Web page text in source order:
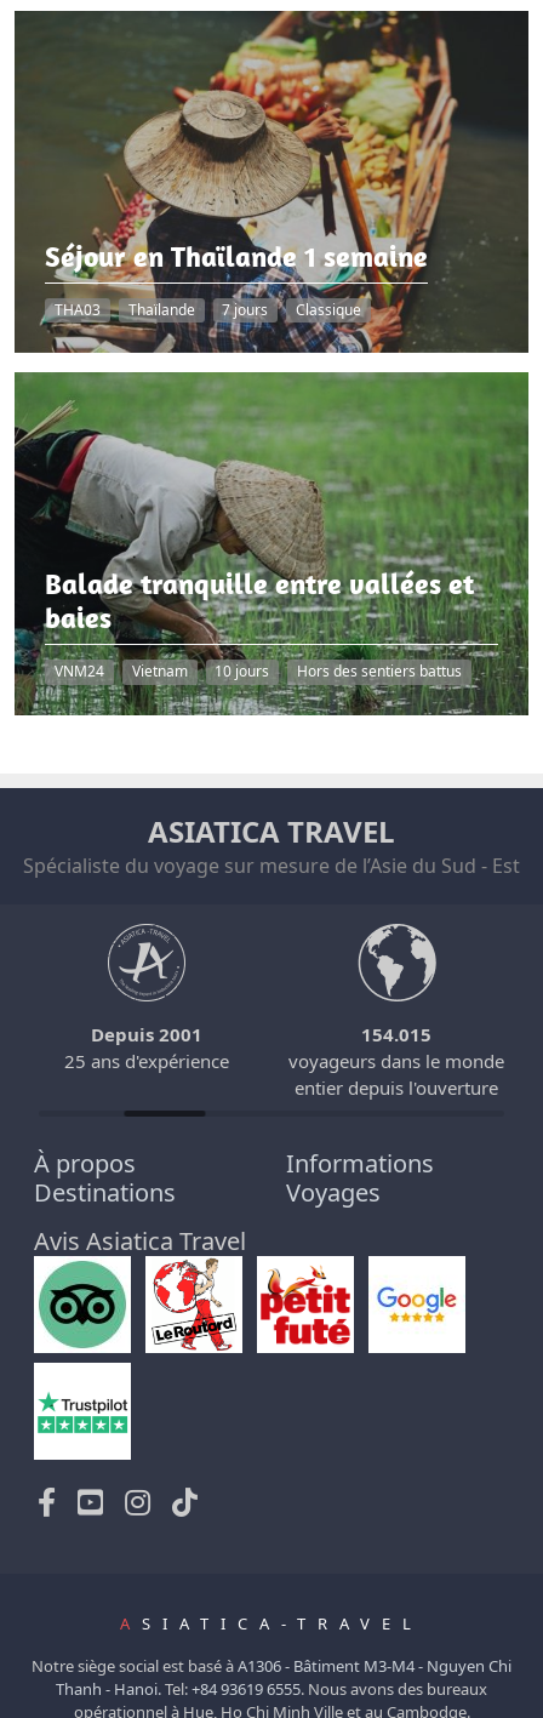
Séjour en Thaïlande 1 semaine
THA03 Thaïlande 7 jours Classique
Balade tranquille entre vallées et
baies
VNM24 Vietnam 10 jours Hors des sentiers battus
ASIATICA TRAVEL
Spécialiste du voyage sur mesure de l’Asie du Sud - Est
Depuis 2001
25 ans d'expérience
154.015
voyageurs dans le monde
entier depuis l'ouverture
À propos
Informations
Destinations
Voyages
Avis Asiatica Travel
A SIATICA-TRAVEL
Notre siège social est basé àA1306 - Bâtiment M3-M4 - Nguyen Chi
Thanh - Hanoi.Tel:+84 93619 6555. Nous avons des bureaux
opérationnel à Hue, Ho Chi Minh Ville et au Cambodge.